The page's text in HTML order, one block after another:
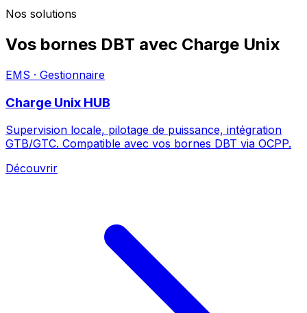
Nos solutions
Vos bornes DBT avec Charge Unix
EMS · Gestionnaire
Charge Unix HUB
Supervision locale, pilotage de puissance, intégration
GTB/GTC. Compatible avec vos bornes DBT via OCPP.
Découvrir